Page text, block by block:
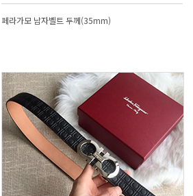
페라가모 남자벨트 두께(35mm)